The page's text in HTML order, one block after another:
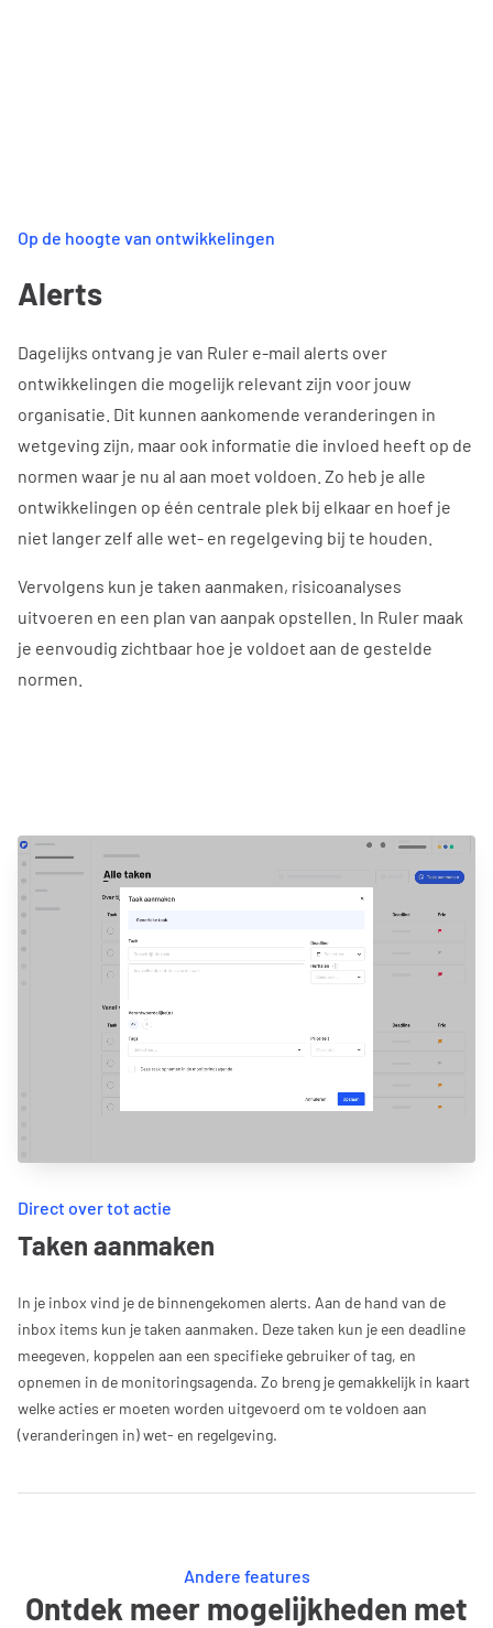
Op de hoogte van ontwikkelingen
Alerts
Dagelijks ontvang je van Ruler e-mail alerts over
ontwikkelingen die mogelijk relevant zijn voor jouw
organisatie. Dit kunnen aankomende veranderingen in
wetgeving zijn, maar ook informatie die invloed heeft op de
normen waar je nu al aan moet voldoen. Zo heb je alle
ontwikkelingen op één centrale plek bij elkaar en hoef je
niet langer zelf alle wet- en regelgeving bij te houden.
Vervolgens kun je taken aanmaken, risicoanalyses
uitvoeren en een plan van aanpak opstellen. In Ruler maak
je eenvoudig zichtbaar hoe je voldoet aan de gestelde
normen.
Direct over tot actie
Taken aanmaken
In je inbox vind je de binnengekomen alerts. Aan de hand van de
inbox items kun je taken aanmaken. Deze taken kun je een deadline
meegeven, koppelen aan een specifieke gebruiker of tag, en
opnemen in de monitoringsagenda. Zo breng je gemakkelijk in kaart
welke acties er moeten worden uitgevoerd om te voldoen aan
(veranderingen in) wet- en regelgeving.
Andere features
Ontdek meer mogelijkheden met